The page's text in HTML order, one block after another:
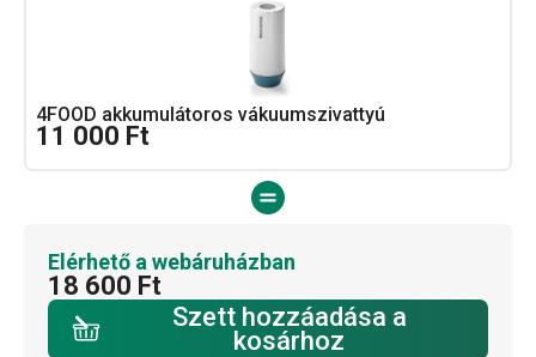
4FOOD akkumulátoros vákuumszivattyú
11 000 Ft
Elérhető a webáruházban
18 600 Ft
Szett hozzáadása a
kosárhoz